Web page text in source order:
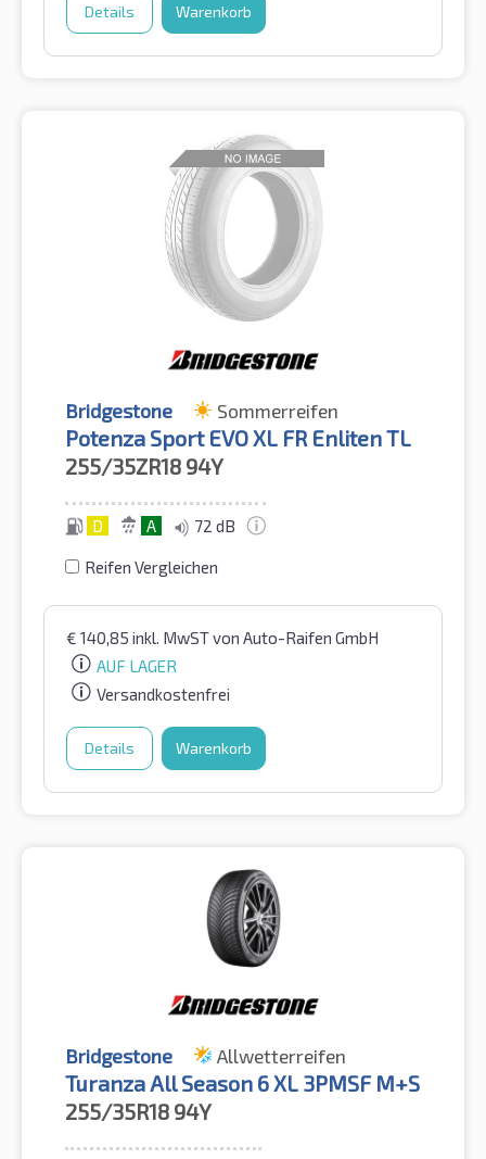
Details Warenkorb
Bridgestone Sommerreifen
Potenza Sport EVO XL FR Enliten TL
255/35ZR18 94Y
D A 72 dB
Reifen Vergleichen
€ 140,85 inkl. MwSTvon Auto-Raifen GmbH
AUF LAGER
Versandkostenfrei
Details Warenkorb
Bridgestone Allwetterreifen
Turanza All Season 6 XL 3PMSF M+S
255/35R18 94Y